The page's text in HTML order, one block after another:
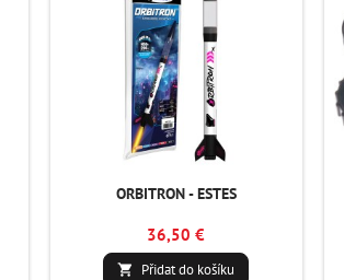
ORBITRON - ESTES
36,50 €
 Přidat do košíku